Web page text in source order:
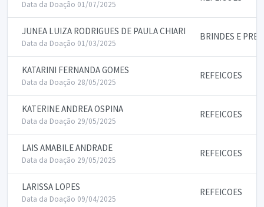
Data da Doação 01/07/2025
JUNEA LUIZA RODRIGUES DE PAULA CHIARI
Data da Doação 01/03/2025
BRINDES E
KATARINI FERNANDA GOMES
Data da Doação 28/05/2025
REFEICOES
KATERINE ANDREA OSPINA
Data da Doação 29/05/2025
REFEICOES
LAIS AMABILE ANDRADE
Data da Doação 29/05/2025
REFEICOES
LARISSA LOPES
Data da Doação 09/04/2025
REFEICOES